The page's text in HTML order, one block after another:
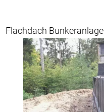
Flachdach Bunkeranlage